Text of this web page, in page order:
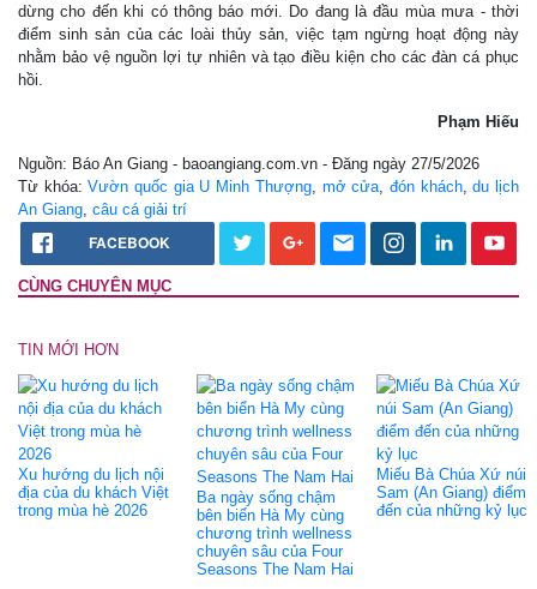
dừng cho đến khi có thông báo mới. Do đang là đầu mùa mưa - thời
điểm sinh sản của các loài thủy sản, việc tạm ngừng hoạt động này
nhằm bảo vệ nguồn lợi tự nhiên và tạo điều kiện cho các đàn cá phục
hồi.
Phạm Hiếu
Nguồn: Báo An Giang - baoangiang.com.vn - Đăng ngày 27/5/2026
Từ khóa:Vườn quốc gia U Minh Thượng, mở cửa đón khách,du lịch
An Giang câu cá giải trí
FACEBOOK
CÙNG CHUYÊN MỤC
TIN MỚI HƠN
Xu hướng du lịch nội
địa của du khách Việt
trong mùa hè 2026
Ba ngày sống chậm
bên biển Hà My cùng
chương trình wellness
chuyên sâu của Four
Seasons The Nam Hai
Miếu Bà Chúa Xứ núi
Sam (An Giang) điểm
đến của những kỷ lục